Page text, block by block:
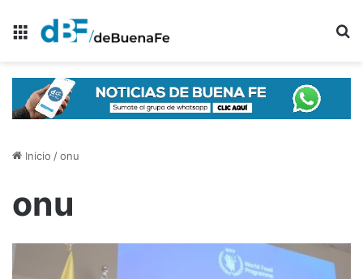
Menú
Inicio /onu
onu